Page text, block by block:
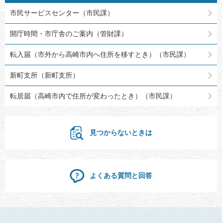
市民サービスセンター（市民課）
開庁時間・市庁舎のご案内（管財課）
転入届（市外から高崎市内へ住所を移すとき）（市民課）
新町支所（新町支所）
転居届（高崎市内で住所が変わったとき）（市民課）
見つからないときは
よくある質問と回答